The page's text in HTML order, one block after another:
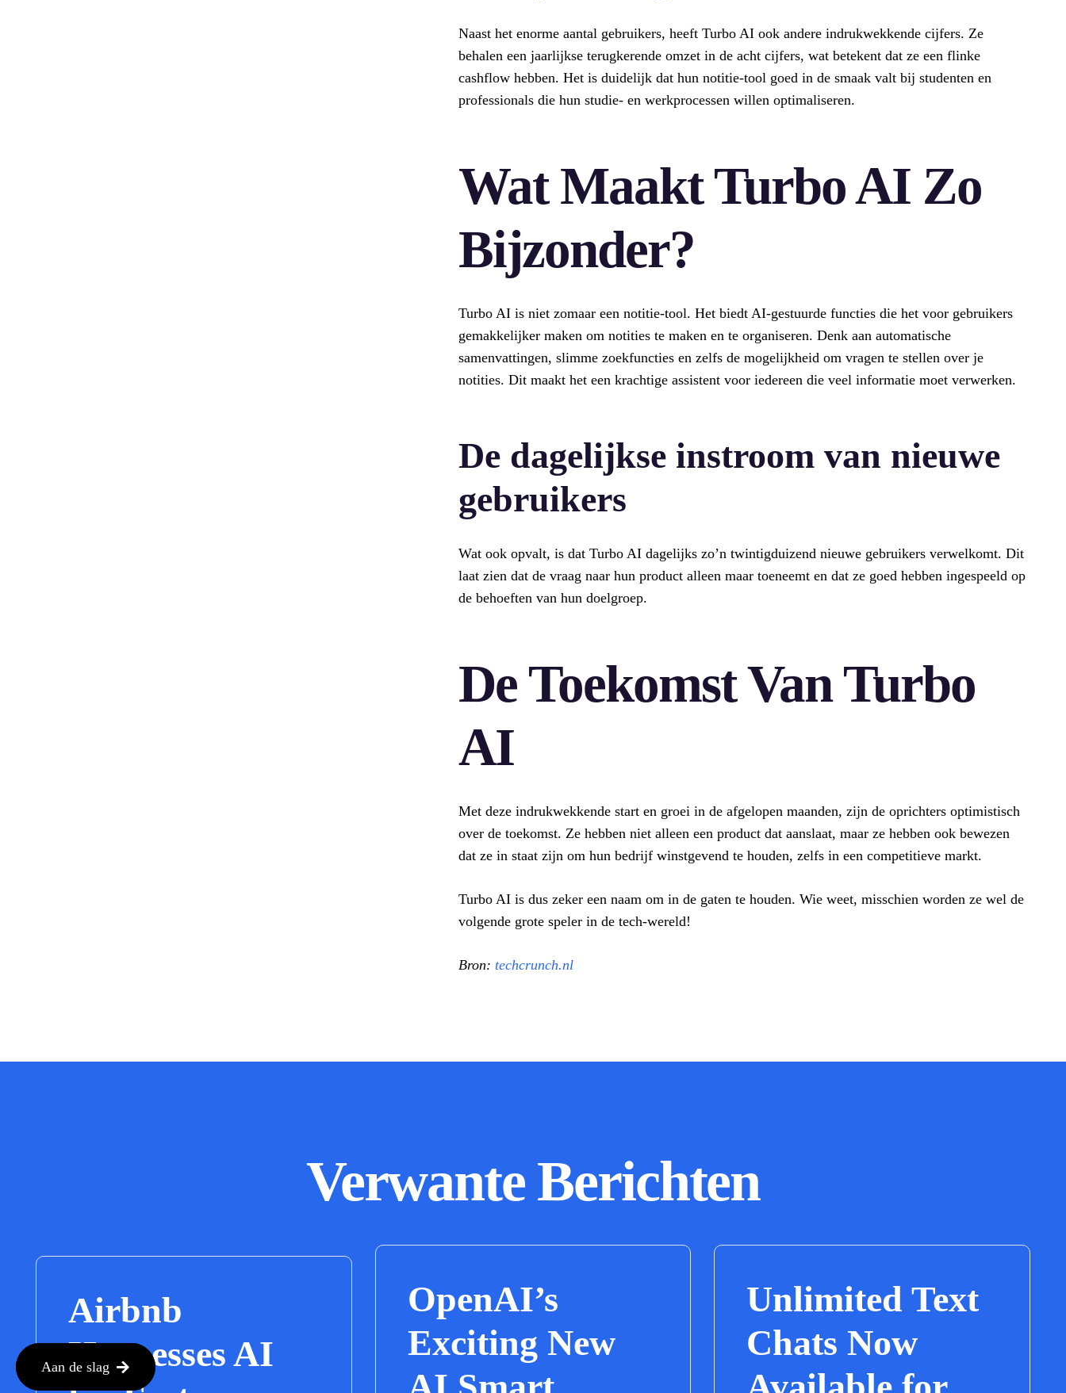
Naast het enorme aantal gebruikers, heeft Turbo AI ook andere indrukwekkende cijfers. Ze
behalen een jaarlijkse terugkerende omzet in de acht cijfers, wat betekent dat ze een flinke
cashflow hebben. Het is duidelijk dat hun notitie-tool goed in de smaak valt bij studenten en
professionals die hun studie- en werkprocessen willen optimaliseren.
Wat Maakt Turbo AI Zo
Bijzonder?
Turbo AI is niet zomaar een notitie-tool. Het biedt AI-gestuurde functies die het voor gebruikers
gemakkelijker maken om notities te maken en te organiseren. Denk aan automatische
samenvattingen, slimme zoekfuncties en zelfs de mogelijkheid om vragen te stellen over je
notities. Dit maakt het een krachtige assistent voor iedereen die veel informatie moet verwerken.
De dagelijkse instroom van nieuwe
gebruikers
Wat ook opvalt, is dat Turbo AI dagelijks zo’n twintigduizend nieuwe gebruikers verwelkomt. Dit
laat zien dat de vraag naar hun product alleen maar toeneemt en dat ze goed hebben ingespeeld op
de behoeften van hun doelgroep.
De Toekomst Van Turbo
AI
Met deze indrukwekkende start en groei in de afgelopen maanden, zijn de oprichters optimistisch
over de toekomst. Ze hebben niet alleen een product dat aanslaat, maar ze hebben ook bewezen
dat ze in staat zijn om hun bedrijf winstgevend te houden, zelfs in een competitieve markt.
Turbo AI is dus zeker een naam om in de gaten te houden. Wie weet, misschien worden ze wel de
volgende grote speler in de tech-wereld!
Bron: techcrunch.nl
Verwante Berichten
Airbnb
Harnesses AI
OpenAI’s
Exciting New
Unlimited Text
Chats Now
Aan de slag